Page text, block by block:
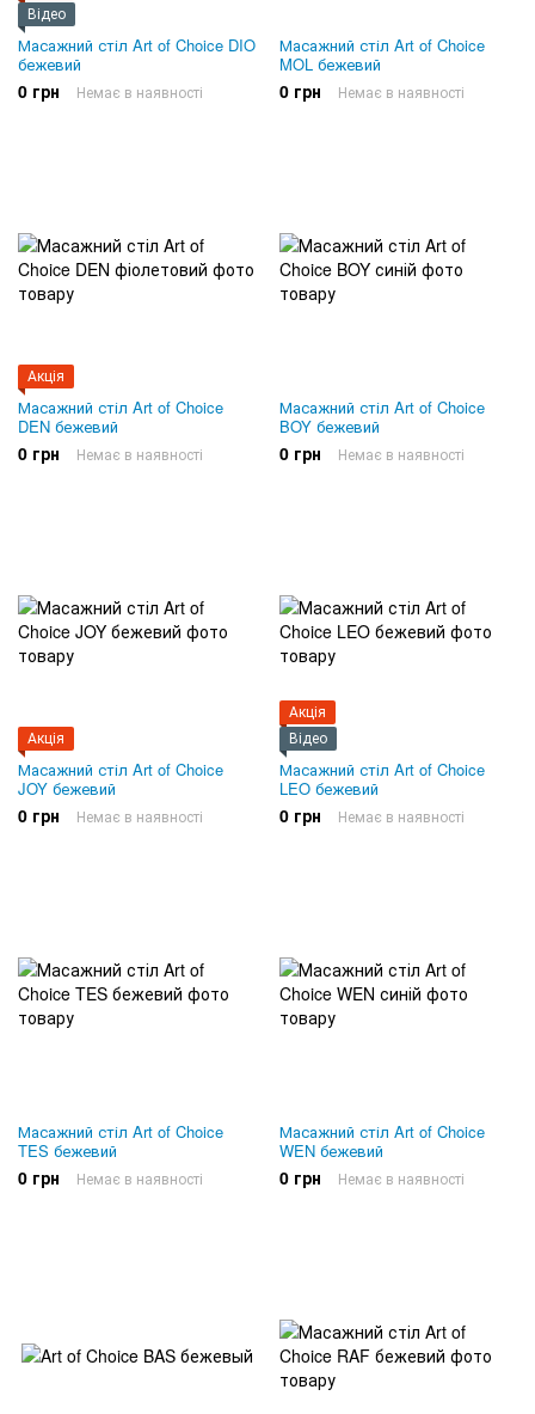
Відео
Масажний стіл Art of Choice DIO
бежевий
0 грн Немає в наявності
Масажний стіл Art of Choice
MOL бежевий
0 грн Немає в наявності
Акція
Масажний стіл Art of Choice
DEN бежевий
0 грн Немає в наявності
Масажний стіл Art of Choice
BOY бежевий
0 грн Немає в наявності
Акція
Масажний стіл Art of Choice
JOY бежевий
0 грн Немає в наявності
Акція
Відео
Масажний стіл Art of Choice
LEO бежевий
0 грн Немає в наявності
Масажний стіл Art of Choice
TES бежевий
0 грн Немає в наявності
Масажний стіл Art of Choice
WEN бежевий
0 грн Немає в наявності